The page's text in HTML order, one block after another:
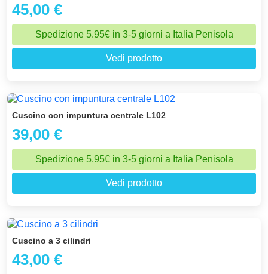
45,00 €
Spedizione 5.95€ in 3-5 giorni a Italia Penisola
Vedi prodotto
Cuscino con impuntura centrale L102
39,00 €
Spedizione 5.95€ in 3-5 giorni a Italia Penisola
Vedi prodotto
Cuscino a 3 cilindri
43,00 €